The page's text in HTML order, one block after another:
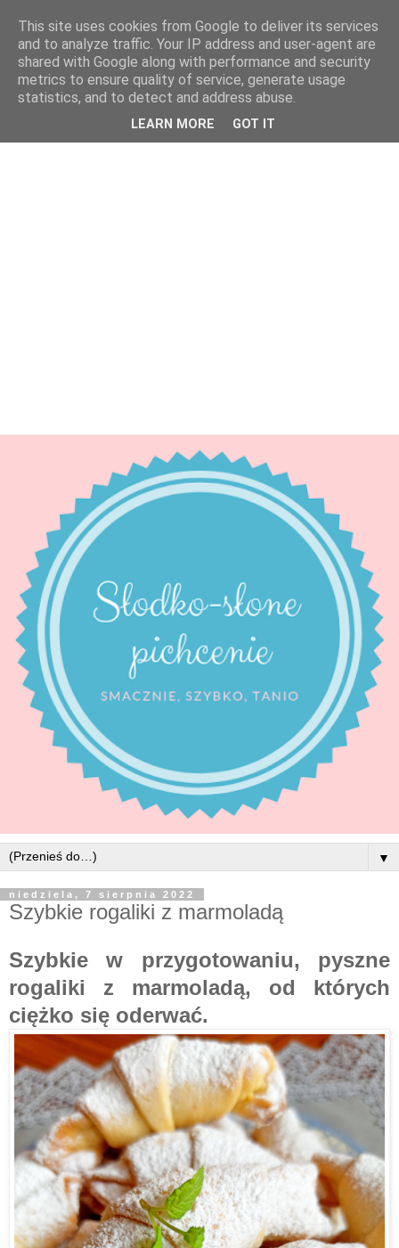
▼
niedziela, 7 sierpnia 2022
Szybkie rogaliki z marmoladą
Szybkie w przygotowaniu, pyszne
rogaliki z marmoladą, od których
ciężko się oderwać.
This site uses cookies from Google to deliver its services
and to analyze traffic. Your IP address and user-agent are
shared with Google along with performance and security
metrics to ensure quality of service, generate usage
statistics, and to detect and address abuse.
LEARN MORE GOT IT